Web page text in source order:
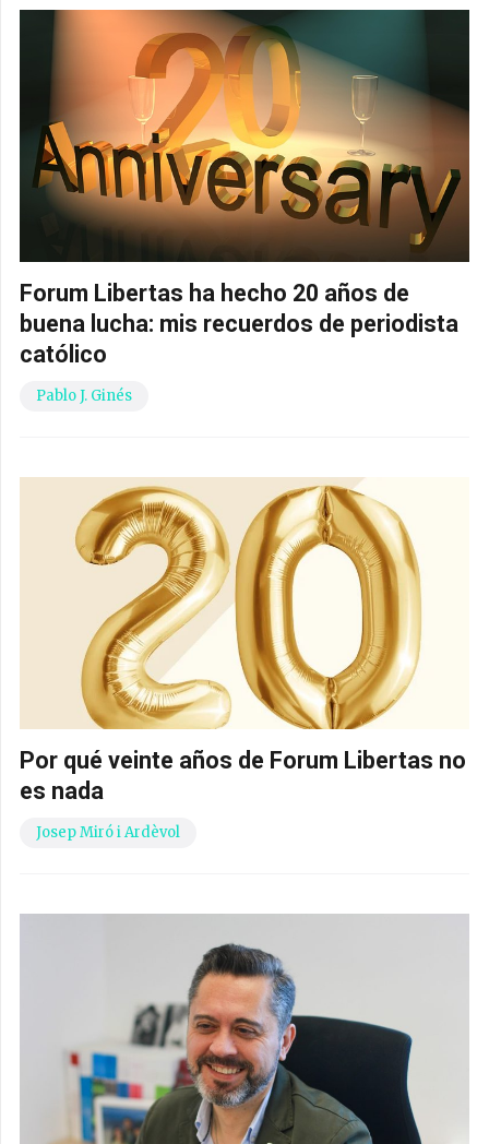
Forum Libertas ha hecho 20 años de
buena lucha: mis recuerdos de periodista
católico
Pablo J. Ginés
Por qué veinte años de Forum Libertas no
es nada
Josep Miró i Ardèvol